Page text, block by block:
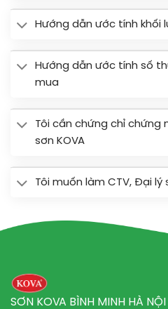
Hướng dẫn ước tính khối
Hướng dẫn ước tính số
mua
Tôi cần chứng chỉ chứng
sơn KOVA
Tôi muốn làm CTV, Đại lý
SƠN KOVA BÌNH MINH HÀ NỘI